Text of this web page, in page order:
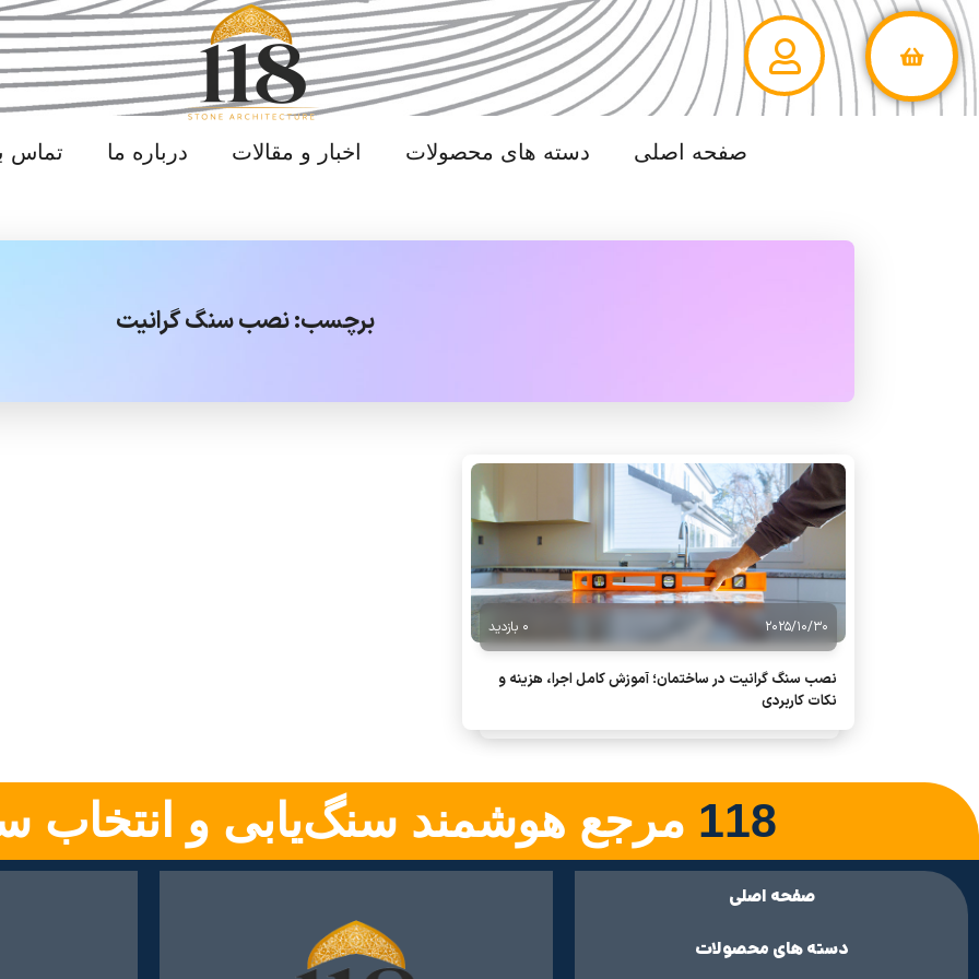
صفحه اصلی دسته های محصولات اخبار و مقالات درباره ما تماس
برچسب:نصب سنگ گرانیت
2025/10/30 0 بازدید
نصب سنگ گرانیت در ساختمان؛ آموزش کامل اجرا، هزینه و
نکات کاربردی
118 مرجع هوشمند سنگ‌یابی و انتخاب
صفحه اصلی
دسته های محصولات